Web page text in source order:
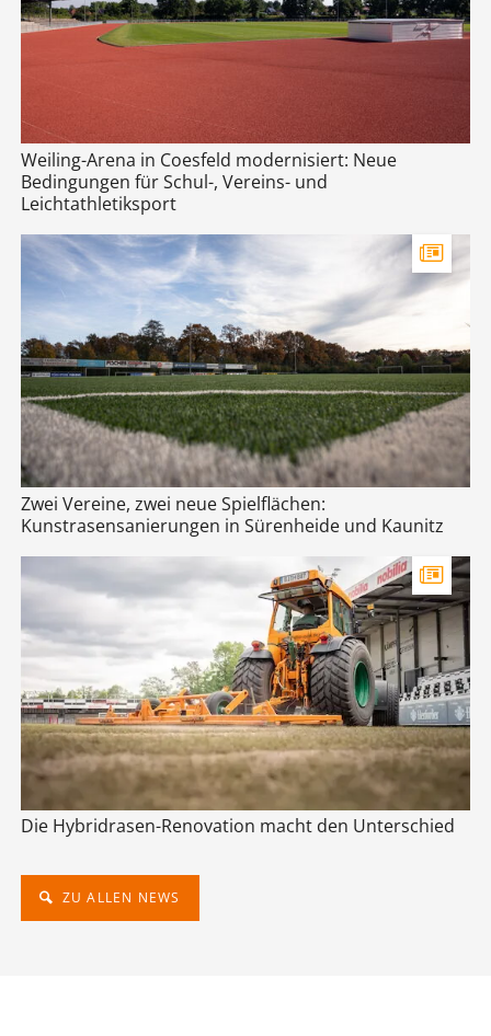
Weiling-Arena in Coesfeld modernisiert: Neue
Bedingungen für Schul-, Vereins- und
Leichtathletiksport
Zwei Vereine, zwei neue Spielflächen:
Kunstrasensanierungen in Sürenheide und Kaunitz
Die Hybridrasen-Renovation macht den Unterschied
ZU ALLEN NEWS